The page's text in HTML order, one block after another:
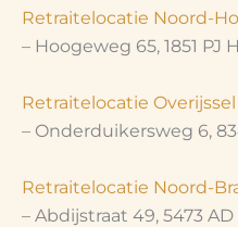
Retraitelocatie Noord-
– Hoogeweg 65, 1851 PJ
Retraitelocatie Overijssel
– Onderduikersweg 6,
Retraitelocatie Noord-
– Abdijstraat 49, 5473